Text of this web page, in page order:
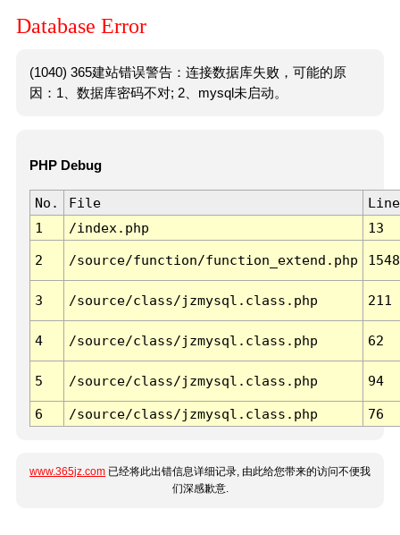
Database Error
(1040) 365建站错误警告：连接数据库失败，可能的原
因：1、数据库密码不对; 2、mysql未启动。
PHP Debug
No. File
Line
1
/index.php 13
2 /source/function/function_extend.php 1548
3 /source/class/jzmysql.class.php 211
4 /source/class/jzmysql.class.php 62
5 /source/class/jzmysql.class.php 94
6 /source/class/jzmysql.class.php 76
www.365jz.com 已经将此出错信息详细记录, 由此给您带来的访问不便我
们深感歉意.